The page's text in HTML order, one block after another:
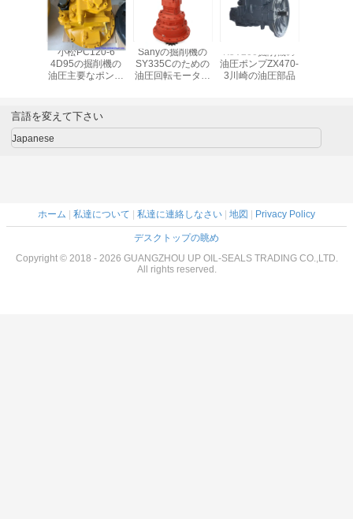
小松PC120-6
4D95の掘削機の
油圧主要なポンプ
Sanyの掘削機の
SY335Cのための
油圧回転モーター
K5V200掘削機の
油圧ポンプZX470-
3川崎の油圧部品
言語を変えて下さい
Japanese
ホーム | 私達について | 私達に連絡しなさい | 地図 | Privacy Policy
デスクトップの眺め
Copyright © 2018 - 2026 GUANGZHOU UP OIL-SEALS TRADING CO.,LTD.
All rights reserved.